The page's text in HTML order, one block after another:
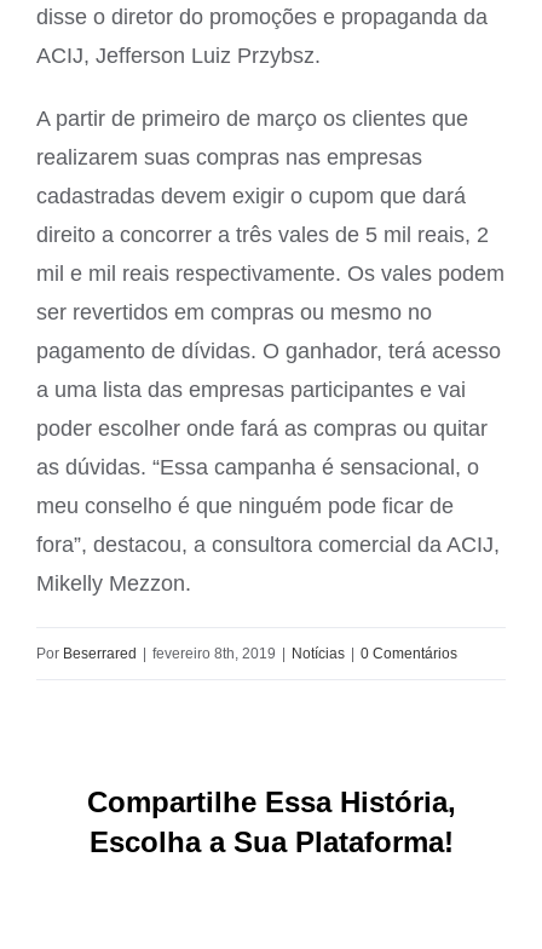
disse o diretor do promoções e propaganda da
ACIJ, Jefferson Luiz Przybsz.
A partir de primeiro de março os clientes que
realizarem suas compras nas empresas
cadastradas devem exigir o cupom que dará
direito a concorrer a três vales de 5 mil reais, 2
mil e mil reais respectivamente. Os vales podem
ser revertidos em compras ou mesmo no
pagamento de dívidas. O ganhador, terá acesso
a uma lista das empresas participantes e vai
poder escolher onde fará as compras ou quitar
as dúvidas. “Essa campanha é sensacional, o
meu conselho é que ninguém pode ficar de
fora”, destacou, a consultora comercial da ACIJ,
Mikelly Mezzon.
Por Beserrared | fevereiro 8th, 2019 | Notícias | 0 Comentários
Compartilhe Essa História,
Escolha a Sua Plataforma!